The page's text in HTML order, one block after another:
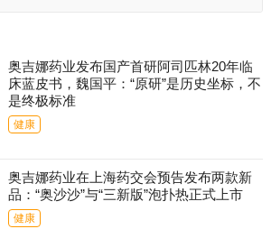
奥吉娜药业发布国产首研阿司匹林20年临
床蓝皮书，魏国平：“原研”是历史坐标，不
是终极标准
健康
奥吉娜药业在上海药交会预告发布两款新
品：“奥沙沙”与“三新版”泡扑热正式上市
健康